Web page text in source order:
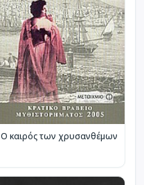
Ο καιρός των χρυσανθέμων